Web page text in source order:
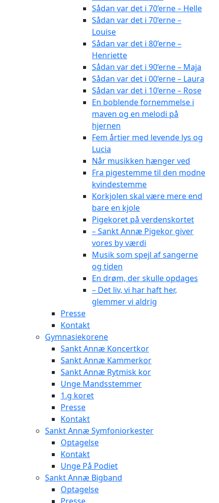
Sådan var det i 70’erne – Helle
Sådan var det i 70’erne –
Louise
Sådan var det i 80’erne –
Henriette
Sådan var det i 90’erne – Maja
Sådan var det i 00’erne – Laura
Sådan var det i 10’erne – Rose
En boblende fornemmelse i
maven og en melodi på
hjernen
Fem årtier med levende lys og
Lucia
Når musikken hænger ved
Fra pigestemme til den modne
kvindestemme
Korkjolen skal være mere end
bare en kjole
Pigekoret på verdenskortet
– Sankt Annæ Pigekor giver
vores by værdi
Musik som spejl af sangerne
og tiden
En drøm, der skulle opdages
– Det liv, vi har haft her,
glemmer vi aldrig
Presse
Kontakt
Gymnasiekorene
Sankt Annæ Koncertkor
Sankt Annæ Kammerkor
Sankt Annæ Rytmisk kor
Unge Mandsstemmer
1.g koret
Presse
Kontakt
Sankt Annæ Symfoniorkester
Optagelse
Kontakt
Unge På Podiet
Sankt Annæ Bigband
Optagelse